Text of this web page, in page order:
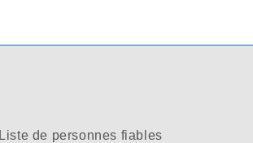
Liste de personnes fiables